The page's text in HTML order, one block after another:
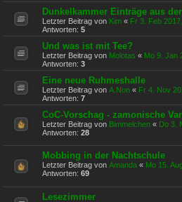
Dunkelkammer Einträge aus
Letzter Beitrag von Kim « Fr 3. Feb
Antworten: 5
Und was ist mit Tee?
Letzter Beitrag von Molotas « Mo 9. Jan
Antworten: 3
Eine neue Ruhmeshalle
Letzter Beitrag von A.Non « Fr 4. Nov
Antworten: 7
CoC-Vorschag - zamonische
Letzter Beitrag von Bimmelchen « Do 3.
Antworten: 28
Mobbing in der Nachtschule
Letzter Beitrag von Amanda « Mo 15.
Antworten: 69
Lesezimmer